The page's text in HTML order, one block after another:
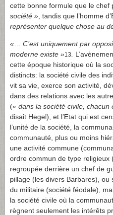
cette bonne formule que le chef
société » , tandis que l’homme
représenter quelque chose au
«
C’est uniquement par
moderne existe »13
cette époque historique où la
distincts: la société civile des
vit sa vie, exerce son activité,
dans des relations avec les
(« dans la société civile,
disait Hegel), et l’Etat qui est
l’unité de la société, la
communauté, plus ou moins
une activité commune
ordre commun de type religieux
regroupée derrière un chef de
pillage (les divers Barbares),
du militaire (société féodale),
la société civile où la
règnent seulement les intérêts